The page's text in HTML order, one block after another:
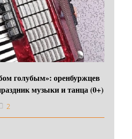
голубым»: оренбуржцев
музыки и танца (0+)
2